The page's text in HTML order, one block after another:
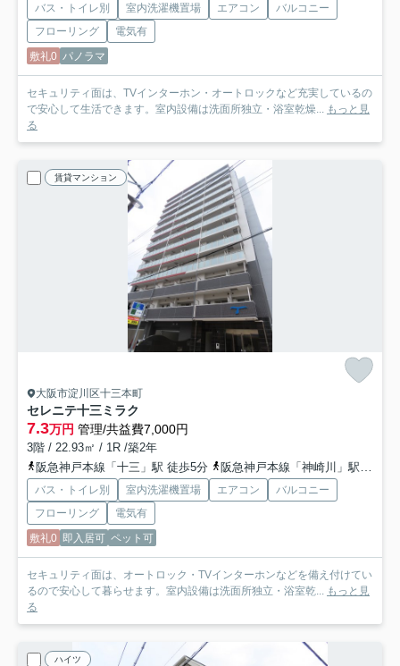
バス・トイレ別 室内洗濯機置場 エアコン
バルコニー
フローリング
電気有
敷礼0 パノラマ
セキュリティ面は、TVインターホン・オートロックなど充実しているの
で安心して生活できます。室内設備は洗面所独立・浴室乾燥... もっと見
る
賃貸マンション
大阪市淀川区十三本町
セレニテ十三ミラク
7.3万円 管理/共益費7,000円
3階 / 22.93㎡ / 1R /築2年
阪急神戸本線「十三」駅 徒歩5分
阪急神戸本線「神崎川」駅 徒歩20分
バス・トイレ別 室内洗濯機置場 エアコン
バルコニー
フローリング
電気有
敷礼0 即入居可 ペット可
セキュリティ面は、オートロック・TVインターホンなどを備え付けてい
るので安心して暮らせます。室内設備は洗面所独立・浴室乾... もっと見
る
ハイツ